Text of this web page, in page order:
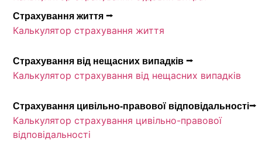
Страхування життя ⭢
Калькулятор страхування життя
Страхування від нещасних випадків ⭢
Калькулятор страхування від нещасних випадків
Страхування цивільно-правової відповідальності⭢
Калькулятор страхування цивільно-правової
відповідальності